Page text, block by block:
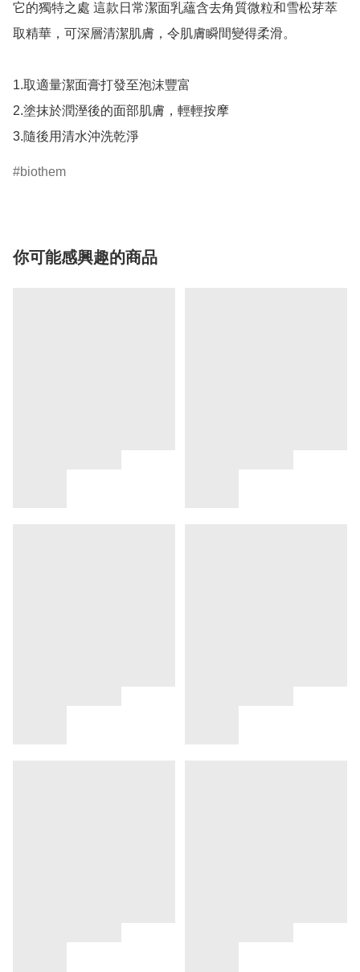
它的獨特之處 這款日常潔面乳蘊含去角質微粒和雪松芽萃
取精華，可深層清潔肌膚，令肌膚瞬間變得柔滑。
1.取適量潔面膏打發至泡沫豐富
2.塗抹於潤溼後的面部肌膚，輕輕按摩
biothem
你可能感興趣的商品